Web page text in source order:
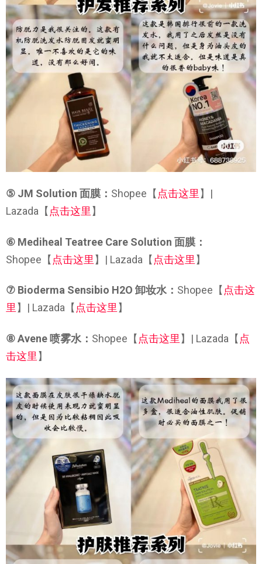
⑤ JM Solution 面膜： Shopee【 点击这里 】|
Lazada【 点击这里 】
⑥ Mediheal Teatree Care Solution 面膜：
Shopee【点击这里】| Lazada【点击这里】
⑦ Bioderma Sensibio H2O 卸妆水： Shopee【 点击这
里 】| Lazada【 点击这里 】
⑧ Avene 喷雾水： Shopee【点击这里】| Lazada【点
击这里】